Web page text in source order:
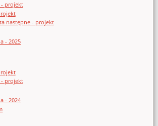
- projekt
następne - projekt
- 2025
- projekt
- 2024